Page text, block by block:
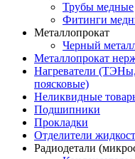
Трубы медные
Фитинги
Металлопрокат
Черный
Металлопрокат
Нагреватели
поясковые)
Неликвидные
Подшипники
Прокладки
Отделители
Радиодетали